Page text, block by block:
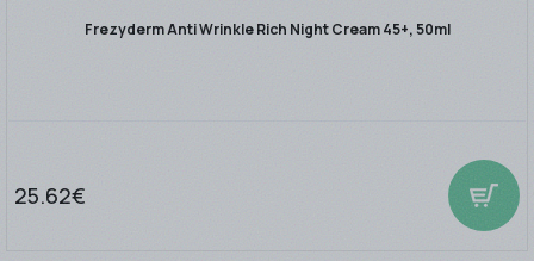
Frezyderm Anti Wrinkle Rich Night Cream 45+, 50ml
25.62€